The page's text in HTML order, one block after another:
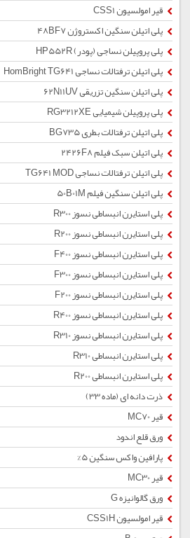
قیر امولسیون CSS1
پلی اتیلن سنگین اکستروژن 48BF7
پلی پروپیلن نساجی (پودر) HP552R
پلی اتیلن ترفتالات نساجی HomBright TG641
پلی اتیلن سنگین تزریقی 62N11UV
پلی پروپیلن شیمیایی RG3212XE
پلی اتیلن ترفتالات بطری BG735
پلی اتیلن سبک فیلم 2426F8
پلی اتیلن ترفتالات نساجی TG641 MOD
پلی اتیلن سنگین فیلم 50B01M
پلی استایرن انبساطی نسوز R300
پلی استایرن انبساطی نسوز R200
پلی استایرن انبساطی نسوز F400
پلی استایرن انبساطی نسوز F300
پلی استایرن انبساطی نسوز F200
پلی استایرن انبساطی نسوز R400
پلی استایرن انبساطی نسوز R310
پلی استایرن انبساطی R310
پلی استایرن انبساطی R200
ذرت دانه ای (ماده 33)
قیر MC70
ورق قلع اندود
پارافین واکس سنگین 5%
قیر MC30
ورق گالوانیزه G
قیر امولسیون CSS1H